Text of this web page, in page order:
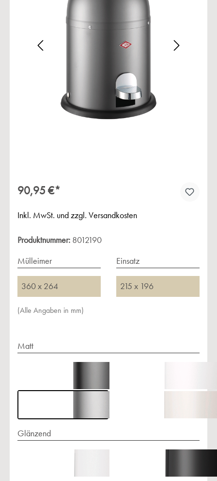
Bildergalerie überspringen
90,95 €*
Inkl. MwSt. und zzgl. Versandkosten
Produktnummer: 8012190
Mülleimer
360 x 264
Einsatz
215 x 196
(Alle Angaben in mm)
Matt
Glänzend